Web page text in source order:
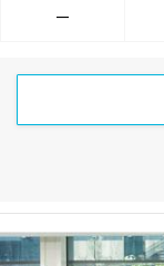
―